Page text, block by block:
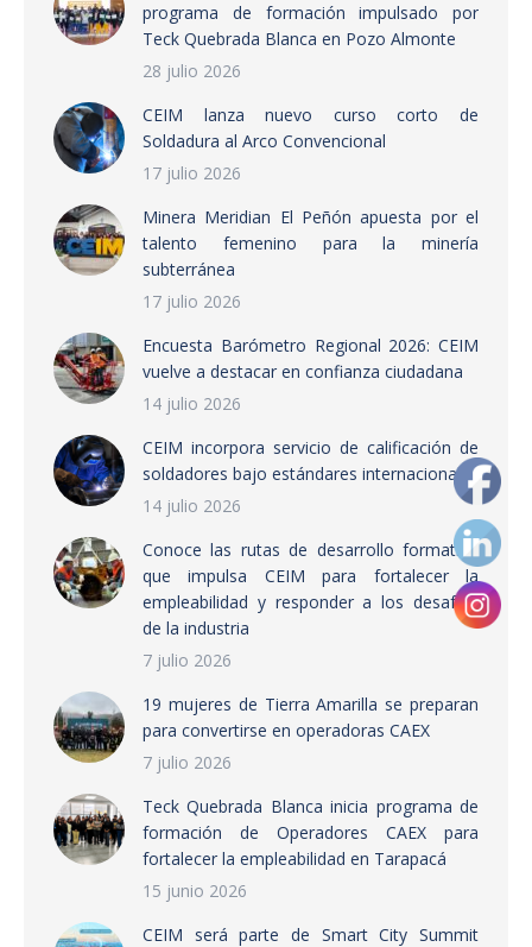
programa de formación impulsado por
Teck Quebrada Blanca en Pozo Almonte
28 julio 2026
CEIM lanza nuevo curso corto de
Soldadura al Arco Convencional
17 julio 2026
Minera Meridian El Peñón apuesta por el
talento femenino para la minería
subterránea
17 julio 2026
Encuesta Barómetro Regional 2026: CEIM
vuelve a destacar en confianza ciudadana
14 julio 2026
CEIM incorpora servicio de calificación de
soldadores bajo estándares internacionales
14 julio 2026
Conoce las rutas de desarrollo formativo
que impulsa CEIM para fortalecer la
empleabilidad y responder a los desafíos
de la industria
7 julio 2026
19 mujeres de Tierra Amarilla se preparan
para convertirse en operadoras CAEX
7 julio 2026
Teck Quebrada Blanca inicia programa de
formación de Operadores CAEX para
fortalecer la empleabilidad en Tarapacá
15 junio 2026
CEIM será parte de Smart City Summit